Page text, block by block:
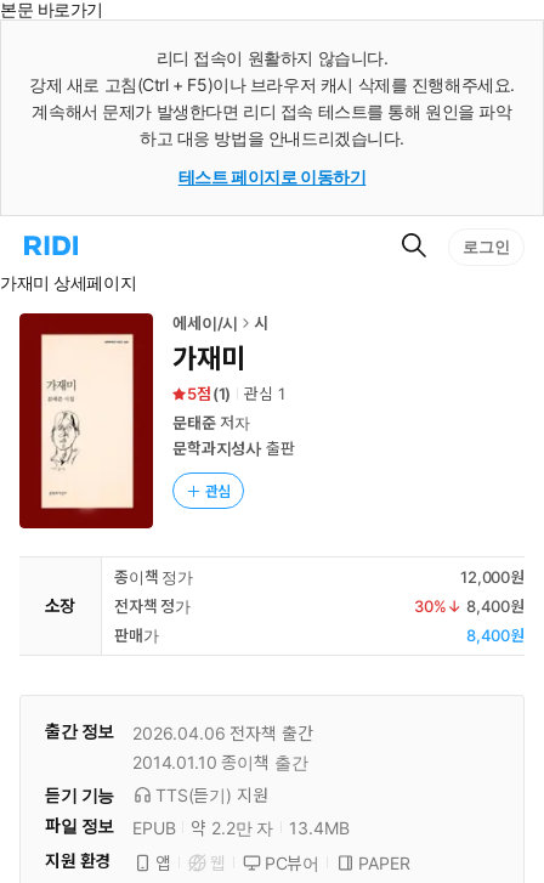
본문 바로가기
리디 접속이 원활하지 않습니다.
강제 새로 고침(Ctrl + F5)이나 브라우저 캐시 삭제를 진행해주세요.
계속해서 문제가 발생한다면 리디 접속 테스트를 통해 원인을 파악
하고 대응 방법을 안내드리겠습니다.
테스트 페이지로 이동하기
리
홈
로
검
로그인
가재미 상세페이지
에세이/시 시
가재미
5 (1) 관심 1
문태준저자
문학과지성사출판
관심
소장
종이책 정가
12,000원
전자책 정가
30%↓ 8,400원
판매가
8,400원
출간 정보 2026.04.06 전자책 출간
2014.01.10 종이책 출간
듣기 기능
TTS(듣기) 지원
파일 정보
EPUB 약 2.2만 자
13.4MB
지원 환경
앱 웹 PC뷰어
PAPER